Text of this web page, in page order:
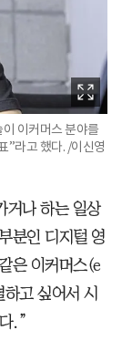
이커머스 분야를
”라고 했다. /이신영
거나 하는 일상
분인 디지털 영
은 이커머스(e
고 싶어서 시
.”